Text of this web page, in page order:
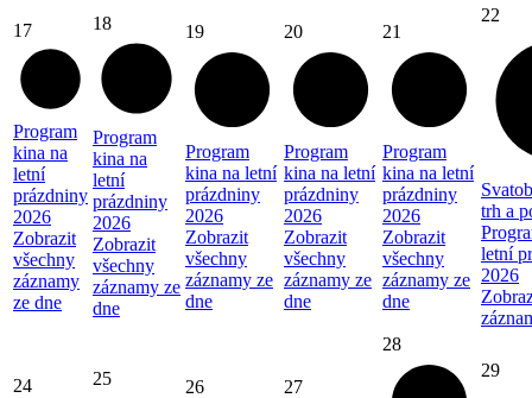
17
Program
kina na
letní
prázdniny
2026
Zobrazit
všechny
záznamy
ze dne
18
Program
kina na
letní
prázdniny
2026
Zobrazit
všechny
záznamy ze
dne
19
Program
kina na letní
prázdniny
2026
Zobrazit
všechny
záznamy ze
dne
20
Program
kina na letní
prázdniny
2026
Zobrazit
všechny
záznamy ze
dne
21
Program
kina na letní
prázdniny
2026
Zobrazit
všechny
záznamy ze
dne
22
trh a
letní
2026
24 25 26 27
28
29